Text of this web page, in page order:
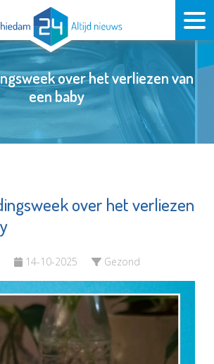
over het verliezen van
een baby
over het verliezen
14-10-2025 Gezond